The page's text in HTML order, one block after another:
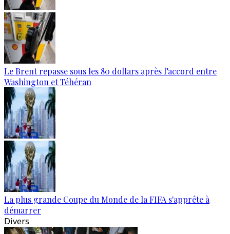
Le Brent repasse sous les 80 dollars après l’accord entre
Washington et Téhéran
La plus grande Coupe du Monde de la FIFA s'apprête à
démarrer
Divers